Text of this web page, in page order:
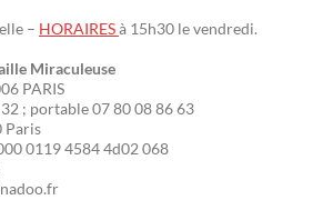
– HORAIRESà 15h30 le vendredi.
Miraculeuse
PARIS
; portable 07 80 08 86 63
Paris
0119 4584 4d02 068